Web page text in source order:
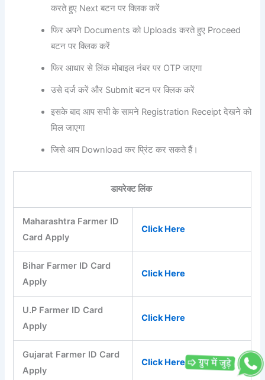
करते हुए Next बटन पर क्लिक करें
फिर अपने Documents को Uploads करते हुए Proceed
बटन पर क्लिक करें
फिर आधार से लिंक मोबाइल नंबर पर OTP जाएगा
उसे दर्ज करें और Submit बटन पर क्लिक करें
इसके बाद आप सभी के सामने Registration Receipt देखने को
मिल जाएगा
जिसे आप Download कर प्रिंट कर सकते हैं।
डायरेक्ट लिंक
Maharashtra Farmer ID
Card Apply
Click Here
Bihar Farmer ID Card
Apply
Click Here
U.P Farmer ID Card
Apply
Click Here
Gujarat Farmer ID Card
Apply
Click Here